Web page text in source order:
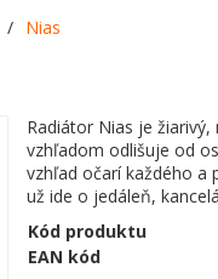
/ Nias
Radiátor Nias je
vzhľadom odlišuje od
vzhľad očarí každého a
už ide o jedáleň,
Kód produktu
EAN kód